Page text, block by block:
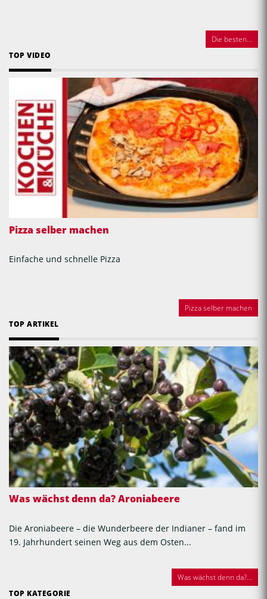
Die besten...
TOP VIDEO
Pizza selber machen
Einfache und schnelle Pizza
Pizza selber machen
TOP ARTIKEL
Was wächst denn da? Aroniabeere
Die Aroniabeere – die Wunderbeere der Indianer – fand im
19. Jahrhundert seinen Weg aus dem Osten...
Was wächst denn da?...
TOP KATEGORIE